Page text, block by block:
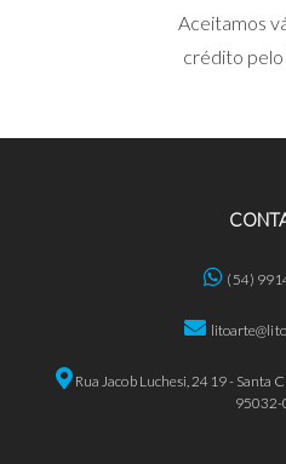
Aceitamos
crédito pelo
(54)
Rua Jacob Luchesi, 2419 - Santa